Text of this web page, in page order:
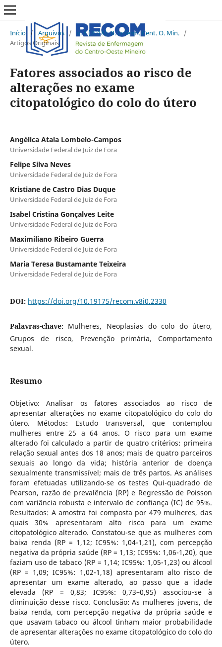
Início / Arquivos / v. 8 (2018): R. Enferm. Cent. O. Min. /
Artigos Originais
Fatores associados ao risco de
alterações no exame
citopatológico do colo do útero
Angélica Atala Lombelo-Campos
Universidade Federal de Juiz de Fora
Felipe Silva Neves
Universidade Federal de Juiz de Fora
Kristiane de Castro Dias Duque
Universidade Federal de Juiz de Fora
Isabel Cristina Gonçalves Leite
Universidade Federal de Juiz de Fora
Maximiliano Ribeiro Guerra
Universidade Federal de Juiz de Fora
Maria Teresa Bustamante Teixeira
Universidade Federal de Juiz de Fora
DOI: https://doi.org/10.19175/recom.v8i0.2330
Palavras-chave: Mulheres, Neoplasias do colo do útero,
Grupos de risco, Prevenção primária, Comportamento
sexual.
Resumo
Objetivo: Analisar os fatores associados ao risco de
apresentar alterações no exame citopatológico do colo do
útero. Métodos: Estudo transversal, que contemplou
mulheres entre 25 a 64 anos. O risco para um exame
alterado foi calculado a partir de quatro critérios: primeira
relação sexual antes dos 18 anos; mais de quatro parceiros
sexuais ao longo da vida; história anterior de doença
sexualmente transmissível; mais de três partos. As análises
foram efetuadas utilizando-se os testes Qui-quadrado de
Pearson, razão de prevalência (RP) e Regressão de Poisson
com variância robusta e intervalo de confiança (IC) de 95%.
Resultados: A amostra foi composta por 479 mulheres, das
quais 30% apresentaram alto risco para um exame
citopatológico alterado. Constatou-se que as mulheres com
baixa renda (RP = 1,12; IC95%: 1,04-1,21), com percepção
negativa da própria saúde (RP = 1,13; IC95%: 1,06-1,20), que
faziam uso de tabaco (RP = 1,14; IC95%: 1,05-1,23) ou álcool
(RP = 1,09; IC95%: 1,02-1,18) apresentaram alto risco de
apresentar um exame alterado, ao passo que a idade
elevada (RP = 0,83; IC95%: 0,73–0,95) associou-se à
diminuição desse risco. Conclusão: As mulheres jovens, de
baixa renda, com percepção negativa da própria saúde e
que usavam tabaco ou álcool tinham maior probabilidade
de apresentar alterações no exame citopatológico do colo do
útero.